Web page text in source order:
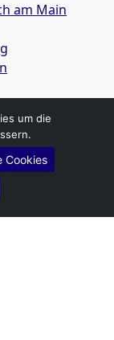
am Main
um die
Cookies